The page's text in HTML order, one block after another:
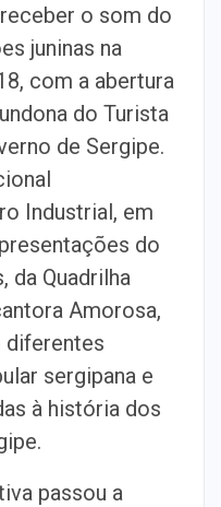
o som do
juninas na
com a abertura
do Turista
de Sergipe.
Industrial, em
do
da Quadrilha
Amorosa,
diferentes
sergipana e
à história dos
passou a